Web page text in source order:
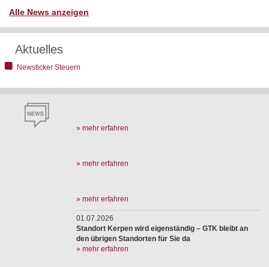
Alle News anzeigen
Aktuelles
Newsticker Steuern
» mehr erfahren
» mehr erfahren
» mehr erfahren
01.07.2026
Standort Kerpen wird eigenständig – GTK bleibt an
den übrigen Standorten für Sie da
» mehr erfahren